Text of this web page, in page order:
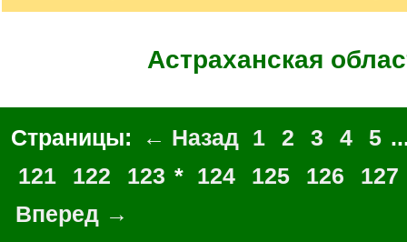
Астраханская
Страницы: ← Назад 1 2 3 4 5
121
122 123 * 124 125 126
127
Вперед →